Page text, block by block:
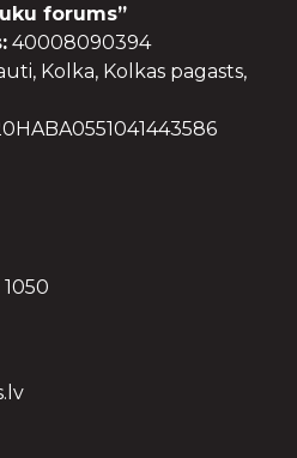
forums”
40008090394
Kolka, Kolkas pagasts,
1050